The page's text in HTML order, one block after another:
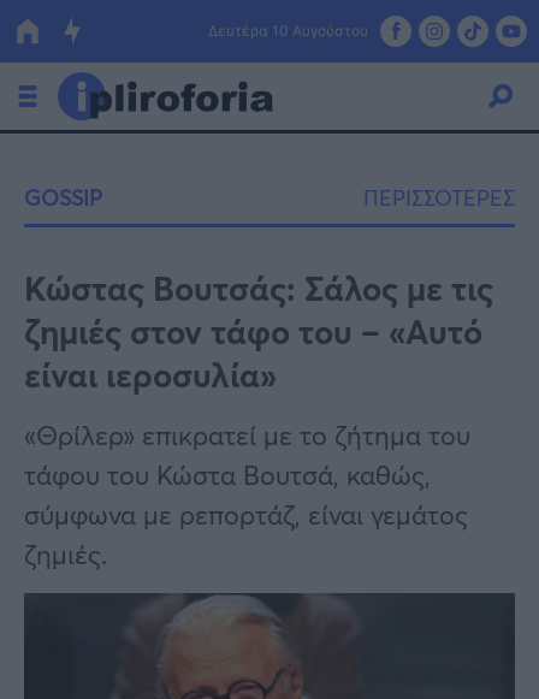
Δευτέρα 10 Αυγούστου
Οικονομία
Πολιτική
Τράπεζες
Επιδοτήσεις
ΕΣΠΑ
Κόσμος
Lifestyle
Αθλητικά
Υγεία
Γυναίκα
GOSSIP ΠΕΡΙΣΣΟΤΕΡΕΣ
Κώστας Βουτσάς: Σάλος με τις
ζημιές στον τάφο του – «Αυτό
είναι ιεροσυλία»
«Θρίλερ» επικρατεί με το ζήτημα του
τάφου του Κώστα Βουτσά, καθώς,
σύμφωνα με ρεπορτάζ, είναι γεμάτος
ζημιές.